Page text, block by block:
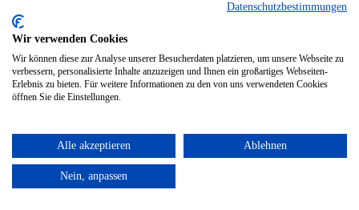
Nov.
2026
Model OLGMARIA VEIDE international
bekannt aus vielen großen Workshops
und der Penthouse - 3 Tage im Feb. 26
waren mehr als überzeugend - Akt -
FASHION - Portrait - Erotikart -
einzigartig gut und in allen Belangen
Datenschutzbestimmungen
Wir verwenden Cookies
Wir können diese zur Analyse unserer Besucherdaten platzieren, um unsere Webseite zu
verbessern, personalisierte Inhalte anzuzeigen und Ihnen ein großartiges Webseiten-
Erlebnis zu bieten. Für weitere Informationen zu den von uns verwendeten Cookies
öffnen Sie die Einstellungen.
Alle akzeptieren Ablehnen
Nein, anpassen